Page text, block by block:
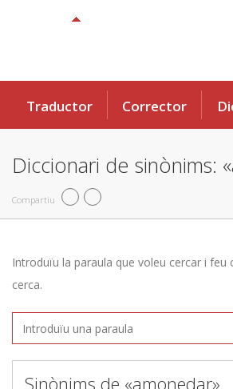
Traductor Corrector
Diccionari de sinònims:
Compartiu
Introduïu la paraula que voleu cercar i feu
cerca.
Sinònims de «amonedar»